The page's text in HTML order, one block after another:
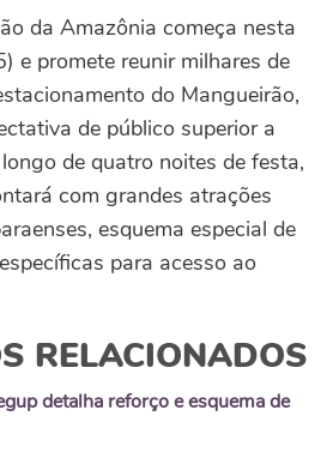
da Amazônia começa nesta
e promete reunir milhares de
do Mangueirão,
de público superior a
de quatro noites de festa,
com grandes atrações
esquema especial de
para acesso ao
RELACIONADOS
detalha reforço e esquema de